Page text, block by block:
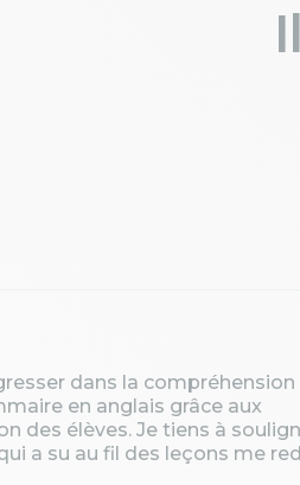
dans la compréhension
en anglais grâce aux
des élèves. Je tiens à
a su au fil des leçons me